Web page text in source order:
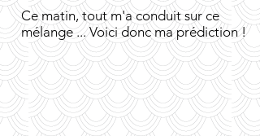
Ce matin, tout m'a conduit sur ce
mélange ... Voici donc ma prédiction !